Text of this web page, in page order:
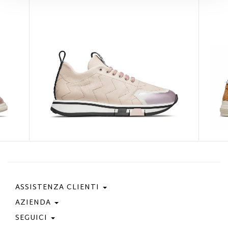
ASSISTENZA CLIENTI
Contattaci
Condizioni Di Acquisto
AZIENDA
Privacy Policy
SEGUICI